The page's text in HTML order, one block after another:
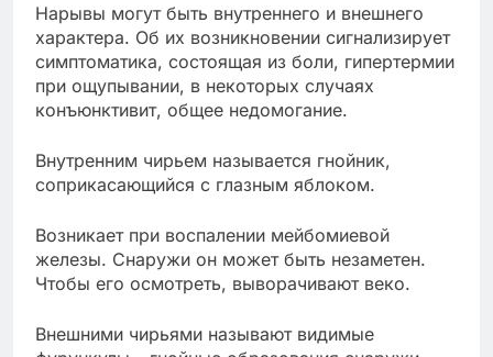
Нарывы могут быть внутреннего и внешнего
характера. Об их возникновении сигнализирует
симптоматика, состоящая из боли, гипертермии
при ощупывании, в некоторых случаях
конъюнктивит, общее недомогание.
Внутренним чирьем называется гнойник,
соприкасающийся с глазным яблоком.
Возникает при воспалении мейбомиевой
железы. Снаружи он может быть незаметен.
Чтобы его осмотреть, выворачивают веко.
Внешними чирьями называют видимые